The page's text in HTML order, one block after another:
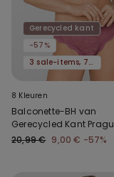
Gerecycled kant
-57%
3 sale-items, 70% korting
8 Kleuren
Balconette-BH van
Gerecycled Kant
Full Cover
20,99 € 9,00 € -57%